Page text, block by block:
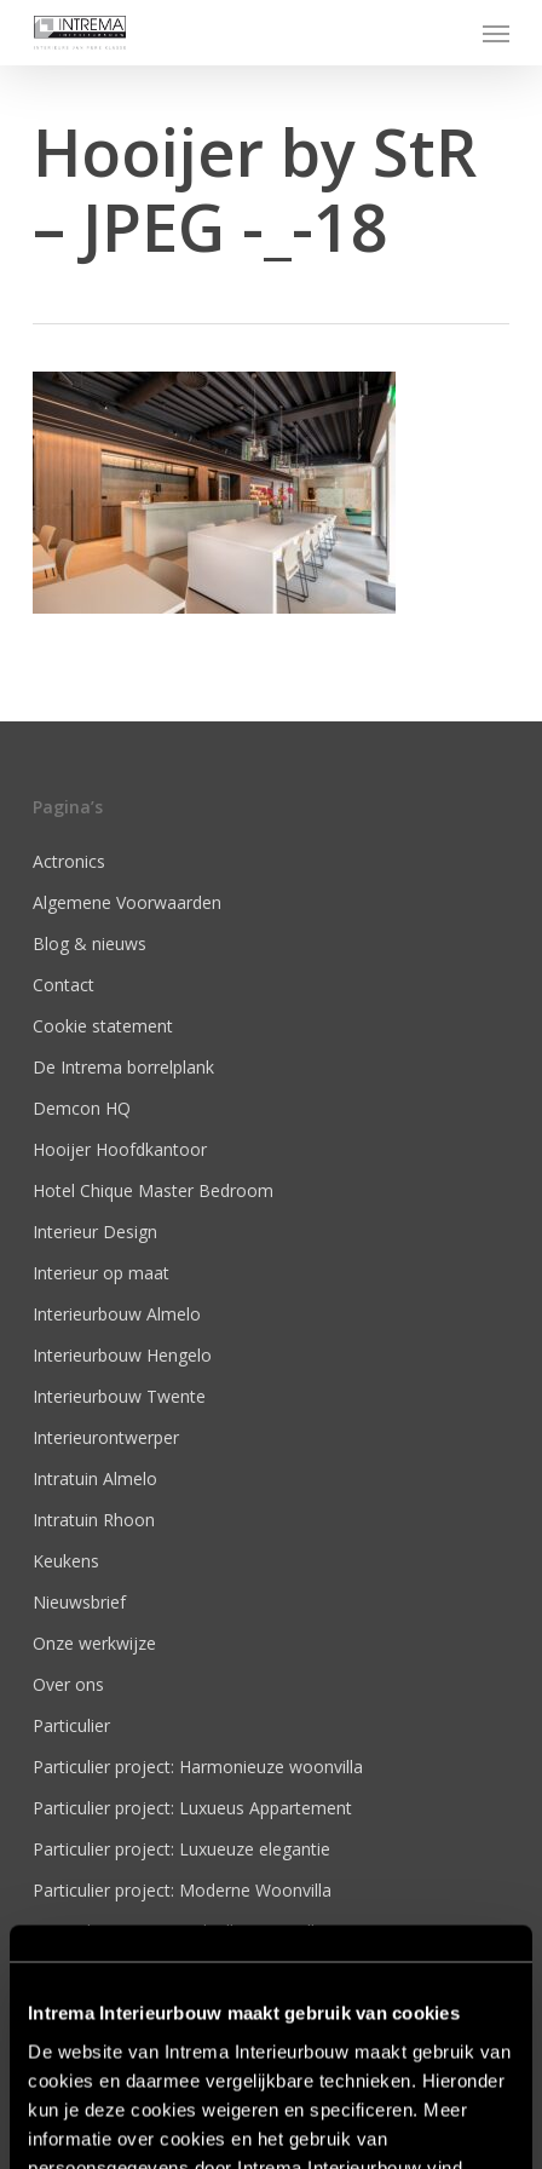
Intrema Interieurbouw maakt gebruik van cookies
De website van Intrema Interieurbouw maakt gebruik van
cookies en daarmee vergelijkbare technieken. Hieronder
kun je deze cookies weigeren en specificeren. Meer
informatie over cookies en het gebruik van
Menu
Hooijer by StR
– JPEG -_-18
Pagina’s
Actronics
Algemene Voorwaarden
Blog & nieuws
Contact
Cookie statement
De Intrema borrelplank
Demcon HQ
Hooijer Hoofdkantoor
Hotel Chique Master Bedroom
Interieur Design
Interieur op maat
Interieurbouw Almelo
Interieurbouw Hengelo
Interieurbouw Twente
Interieurontwerper
Intratuin Almelo
Intratuin Rhoon
Keukens
Nieuwsbrief
Onze werkwijze
Over ons
Particulier
Particulier project: Harmonieuze woonvilla
Particulier project: Luxueus Appartement
Particulier project: Luxueuze elegantie
Particulier project: Moderne Woonvilla
Particulier project: Stijlvolle Woonvilla
Projecten
Referenties
Samenwerken
Sensire